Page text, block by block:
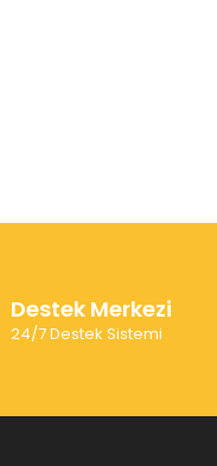
Destek Merkezi
24/7 Destek Sistemi